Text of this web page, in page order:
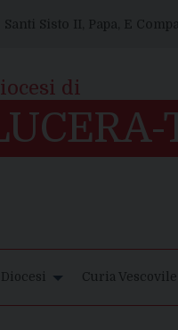
Santi Sisto II, Papa, E
Diocesi Curia Vescovile